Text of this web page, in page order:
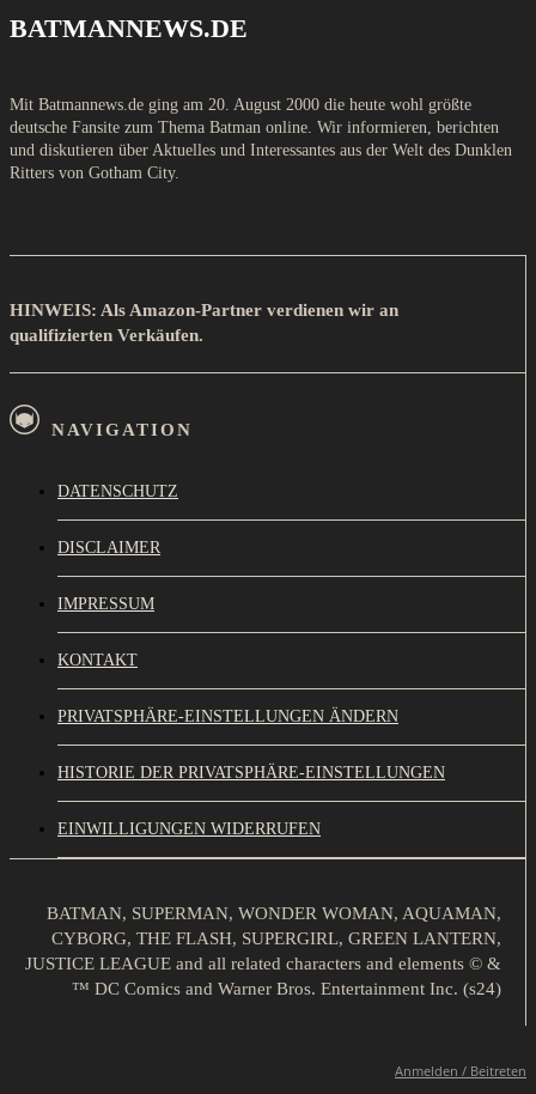
BATMANNEWS.DE
Mit Batmannews.de ging am 20. August 2000 die heute wohl größte
deutsche Fansite zum Thema Batman online. Wir informieren, berichten
und diskutieren über Aktuelles und Interessantes aus der Welt des Dunklen
Ritters von Gotham City.
HINWEIS: Als Amazon-Partner verdienen wir an
qualifizierten Verkäufen.
NAVIGATION
DATENSCHUTZ
DISCLAIMER
IMPRESSUM
KONTAKT
PRIVATSPHÄRE-EINSTELLUNGEN ÄNDERN
HISTORIE DER PRIVATSPHÄRE-EINSTELLUNGEN
EINWILLIGUNGEN WIDERRUFEN
BATMAN, SUPERMAN, WONDER WOMAN, AQUAMAN,
CYBORG, THE FLASH, SUPERGIRL, GREEN LANTERN,
JUSTICE LEAGUE and all related characters and elements © &
™ DC Comics and Warner Bros. Entertainment Inc. (s24)
Anmelden / Beitreten